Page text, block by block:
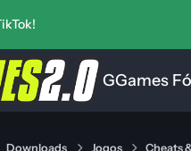
GGames
Downloads Jogos Cheats